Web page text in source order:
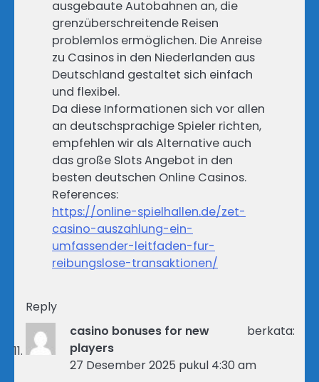
ausgebaute Autobahnen an, die
grenzüberschreitende Reisen
problemlos ermöglichen. Die Anreise
zu Casinos in den Niederlanden aus
Deutschland gestaltet sich einfach
und flexibel.
Da diese Informationen sich vor allen
an deutschsprachige Spieler richten,
empfehlen wir als Alternative auch
das große Slots Angebot in den
besten deutschen Online Casinos.
References:
https://online-spielhallen.de/zet-
casino-auszahlung-ein-
umfassender-leitfaden-fur-
reibungslose-transaktionen/
Reply
casino bonuses for new
players
berkata:
27 Desember 2025 pukul 4:30 am